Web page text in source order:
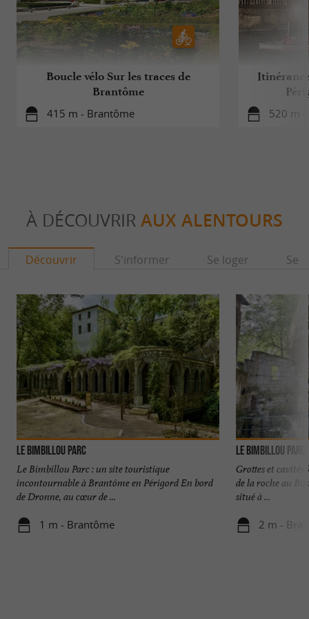
nature et convivialité. Une expérience
immersive et originale en Dordogne, qui
séduit autant les curieux que les familles en
quête de découvertes authentiques.
Boucle vélo Sur les traces de
Brantôme
415 m - Brantôme 520 m
À DÉCOUVRIR AUX ALENTOURS
Découvrir S'informer Se loger Se
Le Bimbillou Parc
Le Bimbillou Parc : un site touristique
incontournable à Brantôme en Périgord En bord
de Dronne, au cœur de ...
1 m - Brantôme
Le Bimbillou Parc
Grottes et
de la roche au
situé à ...
2 m -